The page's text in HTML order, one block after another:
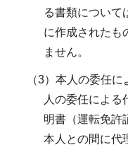
る書類について
に作成されたも
ません。
（3）本人の委任
人の委任による
明書（運転免許
本人との間に代